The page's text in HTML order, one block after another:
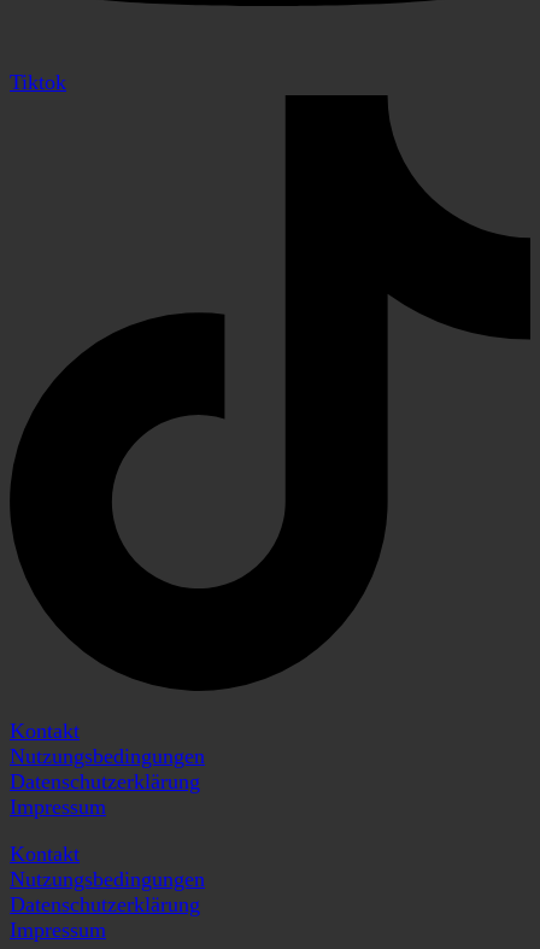
Tiktok
Kontakt
Nutzungsbedingungen
Datenschutzerklärung
Impressum
Kontakt
Nutzungsbedingungen
Datenschutzerklärung
Impressum